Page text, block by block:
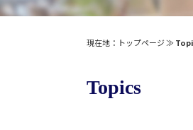
Topics
現在地： トップページ≫